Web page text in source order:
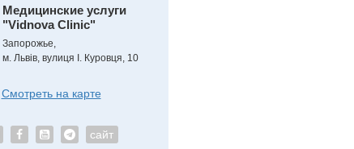
Медицинские услуги
"Vidnova Clinic"
Запорожье,
м. Львів, вулиця І. Куровця, 10
Смотреть на карте
сайт